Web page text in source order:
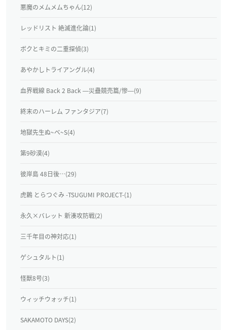
悪魔のメムメムちゃん(12)
レッドリスト 絶滅進化論(1)
ボクとキミの二重探偵(3)
あやかしトライアングル(4)
血界戦線 Back 2 Back ―災蠱競売篇/惨―(9)
終末のハーレム ファンタジア(7)
地獄先生ぬ~べ~S(4)
第9砂漠(4)
彼岸島 48日後…(29)
虎鶫 とらつぐみ -TSUGUMI PROJECT-(1)
永久×バレット 新湊攻防戦(2)
三千年目の神対応(1)
ゲシュタルト(1)
怪獣8号(3)
ウィッチウォッチ(1)
SAKAMOTO DAYS(2)